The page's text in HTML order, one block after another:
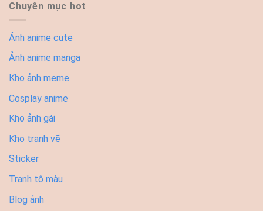
Chuyên mục hot
Ảnh anime cute
Ảnh anime manga
Kho ảnh meme
Cosplay anime
Kho ảnh gái
Kho tranh vẽ
Sticker
Tranh tô màu
Blog ảnh